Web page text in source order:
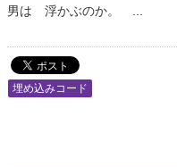
男は 浮かぶのか。 ...
埋め込みコード